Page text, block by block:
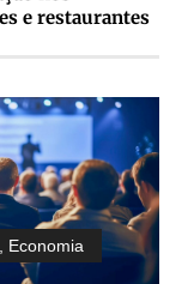
e restaurantes
Economia